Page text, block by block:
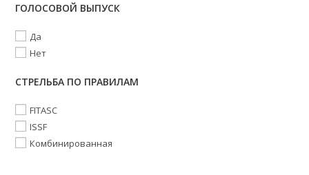
ГОЛОСОВОЙ ВЫПУСК
Да
Нет
СТРЕЛЬБА ПО ПРАВИЛАМ
FITASC
ISSF
Комбинированная